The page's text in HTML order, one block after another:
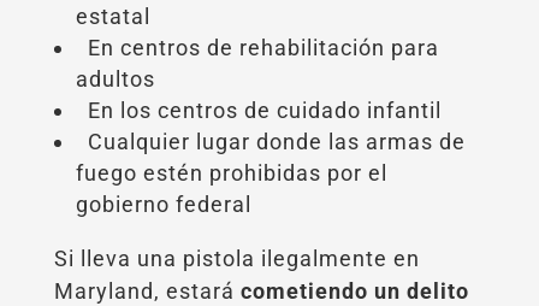
estatal
En centros de rehabilitación para
adultos
En los centros de cuidado infantil
Cualquier lugar donde las armas de
fuego estén prohibidas por el
gobierno federal
Si lleva una pistola ilegalmente en
Maryland, estará cometiendo un delito